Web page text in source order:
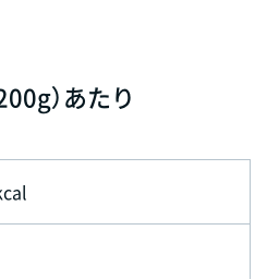
）あたり